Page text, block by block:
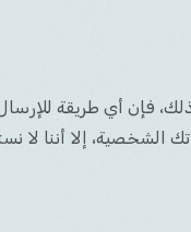
أي طريقة للإرسال